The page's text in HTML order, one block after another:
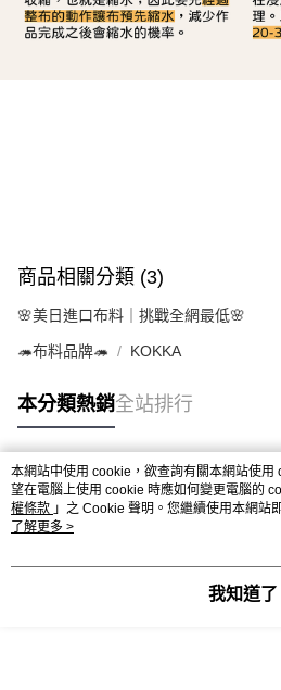
商品相關分類 (3)
🌸美日進口布料｜挑戰全網最低🌸
🦔布料品牌🦔 KOKKA
本分類熱銷全站排行
熱門標籤
本網站中使用 cookie，欲查詢有關本網站使
望在電腦上使用 cookie 時應如何變更電腦的
權條款 」之 Cookie 聲明。您繼續使用本網站
用條款之 Cookie 聲明使用 cookie。
了解更多 >
我知道了